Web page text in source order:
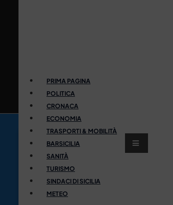
PRIMA PAGINA
POLITICA
CRONACA
ECONOMIA
TRASPORTI & MOBILITÀ
BARSICILIA
SANITÀ
TURISMO
SINDACI DI SICILIA
METEO